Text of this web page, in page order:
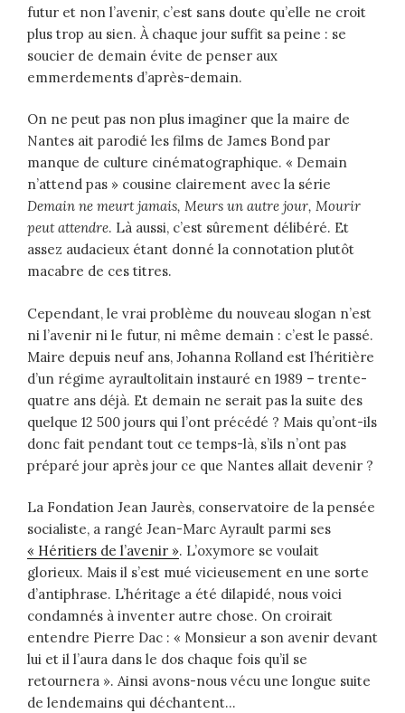
futur et non l’avenir, c’est sans doute qu’elle ne croit
plus trop au sien. À chaque jour suffit sa peine : se
soucier de demain évite de penser aux
emmerdements d’après-demain.
On ne peut pas non plus imaginer que la maire de
Nantes ait parodié les films de James Bond par
manque de culture cinématographique. « Demain
n’attend pas » cousine clairement avec la série
Demain ne meurt jamais, Meurs un autre jour, Mourir
peut attendre. Là aussi, c’est sûrement délibéré. Et
assez audacieux étant donné la connotation plutôt
macabre de ces titres.
Cependant, le vrai problème du nouveau slogan n’est
ni l’avenir ni le futur, ni même demain : c’est le passé.
Maire depuis neuf ans, Johanna Rolland est l’héritière
d’un régime ayraultolitain instauré en 1989 – trente-
quatre ans déjà. Et demain ne serait pas la suite des
quelque 12 500 jours qui l’ont précédé ? Mais qu’ont-ils
donc fait pendant tout ce temps-là, s’ils n’ont pas
préparé jour après jour ce que Nantes allait devenir ?
La Fondation Jean Jaurès, conservatoire de la pensée
socialiste, a rangé Jean-Marc Ayrault parmi ses
« Héritiers de l’avenir ». L’oxymore se voulait
glorieux. Mais il s’est mué vicieusement en une sorte
d’antiphrase. L’héritage a été dilapidé, nous voici
condamnés à inventer autre chose. On croirait
entendre Pierre Dac : « Monsieur a son avenir devant
lui et il l’aura dans le dos chaque fois qu’il se
retournera ». Ainsi avons-nous vécu une longue suite
de lendemains qui déchantent…